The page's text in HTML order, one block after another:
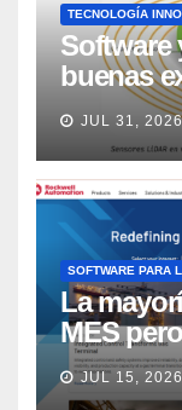
TECNOLOGÍA
Software
buenas
los
Market
JUL 31, 2026
SOFTWARE PARA
La
MES
JUL 15, 2026